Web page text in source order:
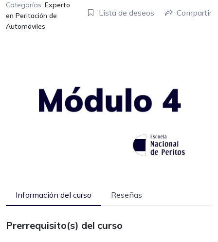
Categorías: Experto
en Peritación de
Automóviles
Lista de deseos Compartir
Información del curso Reseñas
Prerrequisito(s) del curso